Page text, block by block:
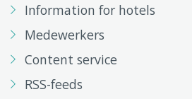
Information for hotels
Medewerkers
Content service
RSS-feeds